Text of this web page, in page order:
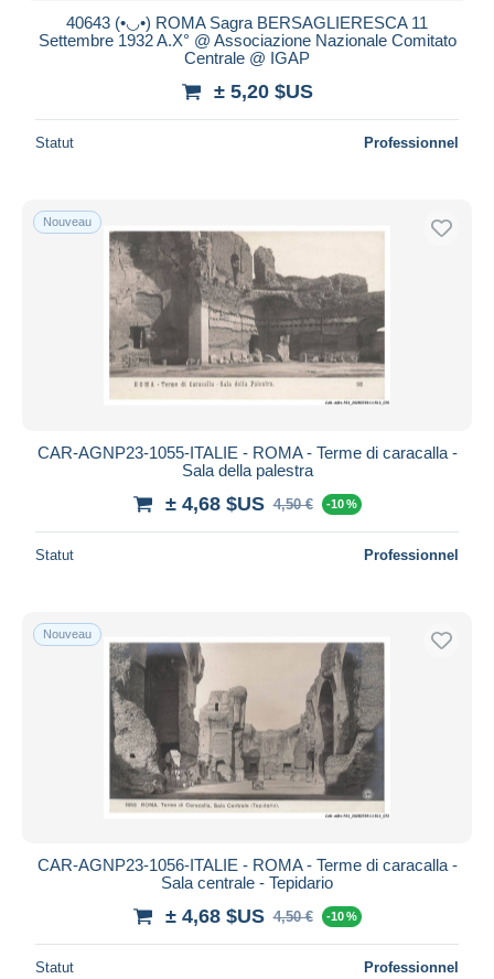
Maestro
Résidence du vendeur
Monde entier
Appliquer
40643 (•◡•) ROMA Sagra BERSAGLIERESCA 11
Settembre 1932 A.X° @ Associazione Nazionale Comitato
Centrale @ IGAP
± 5,20 $US
Statut Professionnel
Nouveau
CAR-AGNP23-1055-ITALIE - ROMA - Terme di caracalla -
Sala della palestra
± 4,68 $US 4,50 € -10 %
Statut Professionnel
Nouveau
CAR-AGNP23-1056-ITALIE - ROMA - Terme di caracalla -
Sala centrale - Tepidario
± 4,68 $US 4,50 € -10 %
Statut Professionnel